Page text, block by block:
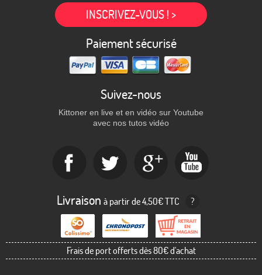
INSCRIVEZ-VOUS ! >
Paiement sécurisé
Suivez-nous
Kittoner en live et en vidéo sur Youtube
avec nos tutos vidéo
Livraison à partir de 4,50€ TTC ?
Frais de port offerts dès 80€ d'achat